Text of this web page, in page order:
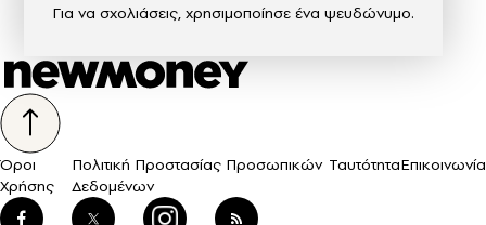
Για να σχολιάσεις, χρησιμοποίησε ένα ψευδώνυμο.
Όροι
Χρήσης
Πολιτική Προστασίας Προσωπικών
Δεδομένων
ΤαυτότηταΕπικοινωνία